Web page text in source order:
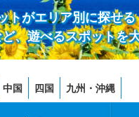
トがエリア別に探せる
、遊べるスポットを
中国 四国 九州・沖縄